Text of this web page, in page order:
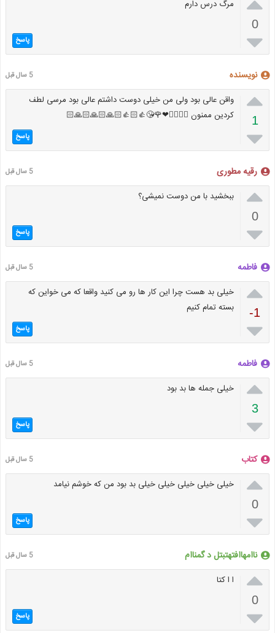
0

مرگ درس دارم
پاسخ
نویسنده 5 سال قبل

1

واقن عالی بود ولی من خیلی دوست داشتم عالی بود مرسی لطف
کردین ممنون 👌🏻👍🏻❤🌹😘👍🏻👍🏻🙏🏻🙏🏻🙏🏻
پاسخ
رقیه مطوری 5 سال قبل

0

ببخشید با من دوست نمیشی؟
پاسخ
فاطمه 5 سال قبل

-1

خیلی بد هست چرا این کار ها رو می کنید واقعا که می خواین که
بسته تمام کنیم
پاسخ
فاطمه 5 سال قبل

3

خیلی جمله ها بد بود
پاسخ
کتاب 5 سال قبل

0

خیلی خیلی خیلی خیلی خیلی بد بود من که خوشم نیامد
پاسخ
ناامهاافتهتبتل د گمناام 5 سال قبل

0

ا ا کتا
پاسخ